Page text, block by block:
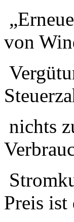
von
nichts
Preis ist